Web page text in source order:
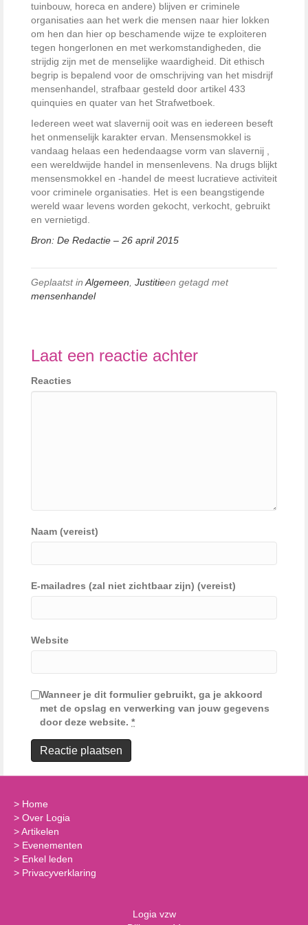
tuinbouw, horeca en andere) blijven er criminele
organisaties aan het werk die mensen naar hier lokken
om hen dan hier op beschamende wijze te exploiteren
tegen hongerlonen en met werkomstandigheden, die
strijdig zijn met de menselijke waardigheid. Dit ethisch
begrip is bepalend voor de omschrijving van het misdrijf
mensenhandel, strafbaar gesteld door artikel 433
quinquies en quater van het Strafwetboek.
Iedereen weet wat slavernij ooit was en iedereen beseft
het onmenselijk karakter ervan. Mensensmokkel is
vandaag helaas een hedendaagse vorm van slavernij ,
een wereldwijde handel in mensenlevens. Na drugs blijkt
mensensmokkel en -handel de meest lucratieve activiteit
voor criminele organisaties. Het is een beangstigende
wereld waar levens worden gekocht, verkocht, gebruikt
en vernietigd.
Bron: De Redactie – 26 april 2015
Geplaatst in Algemeen Justitieen getagd met
mensenhandel
Laat een reactie achter
Reacties
Naam (vereist)
E-mailadres (zal niet zichtbaar zijn) (vereist)
Website
Wanneer je dit formulier gebruikt, ga je akkoord
met de opslag en verwerking van jouw gegevens
door deze website. *
> Home
> Over Logia
>Artikelen
> Evenementen
> Enkel leden
> Privacyverklaring
Logia vzw